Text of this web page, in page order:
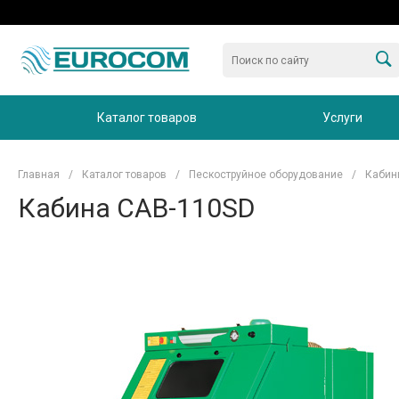
Каталог товаров Услуги
Главная / Каталог товаров / Пескоструйное оборудование /
Кабина CAB-110SD